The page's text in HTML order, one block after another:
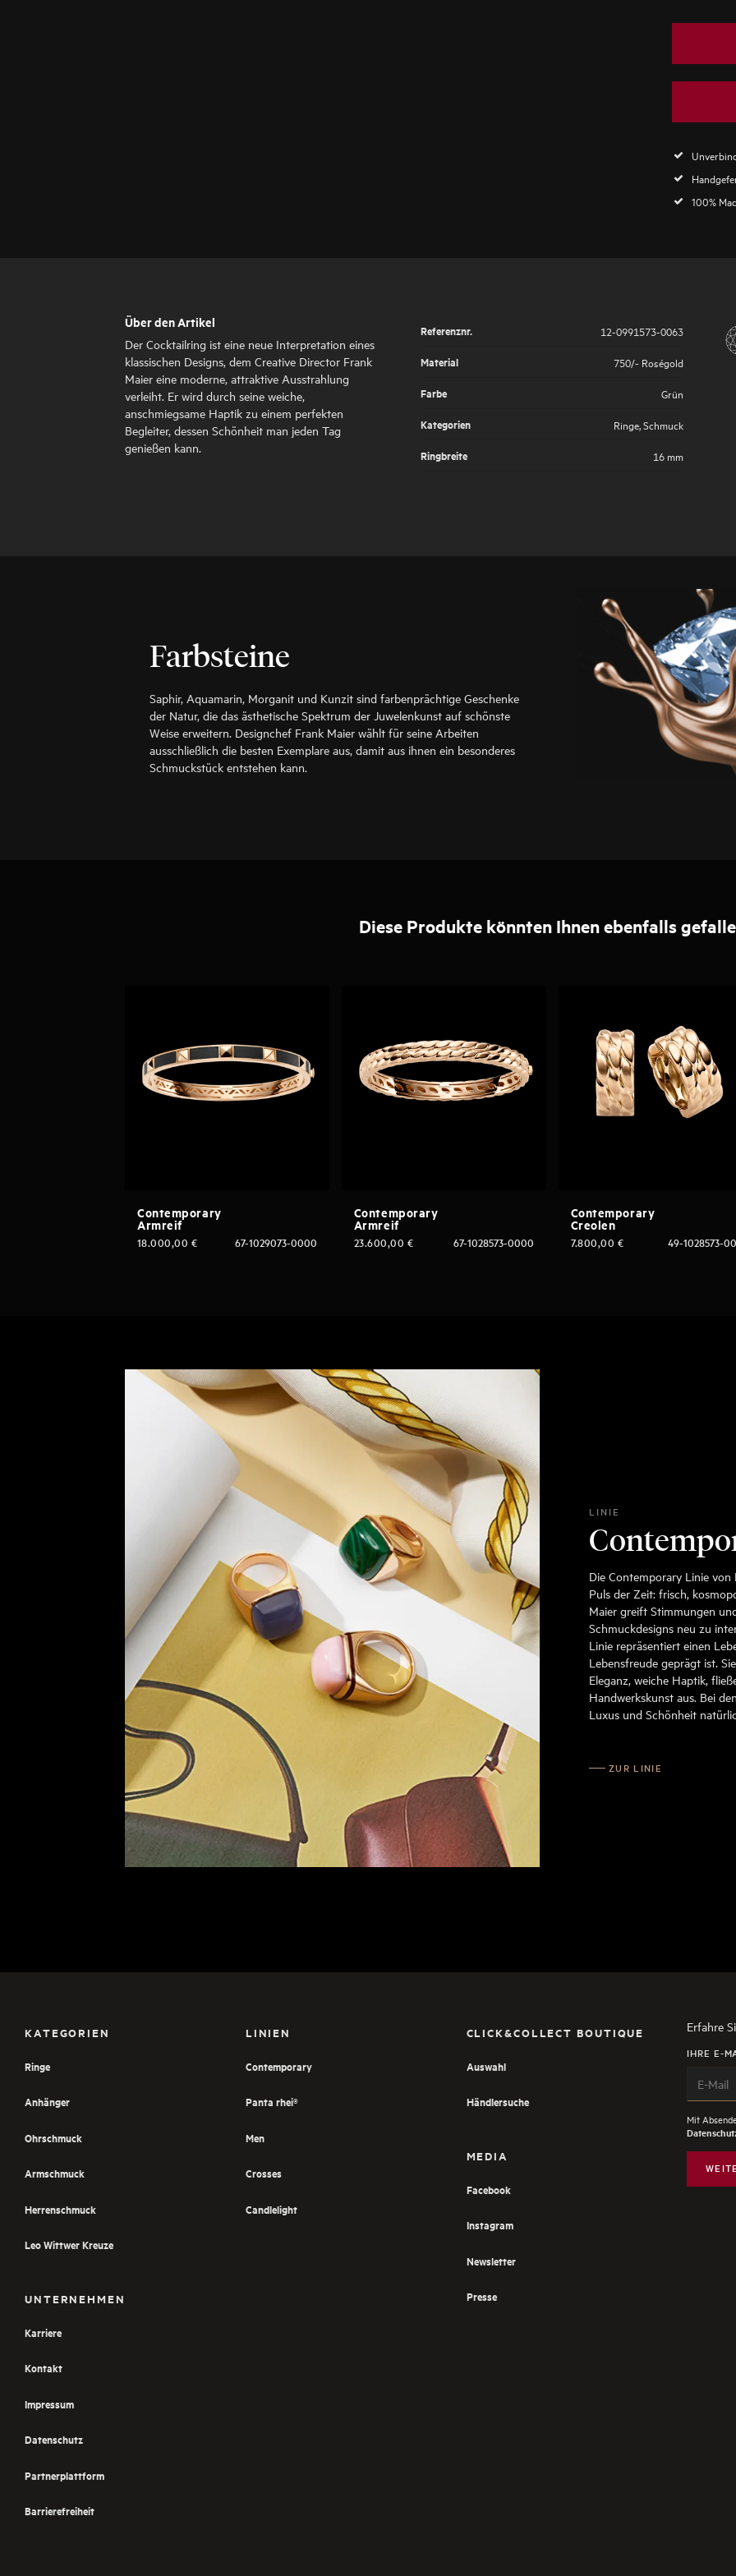
100%
Über den Artikel
Der Cocktailring ist eine neue Interpretation eines
klassischen Designs, dem Creative Director Frank
Maier eine moderne, attraktive Ausstrahlung
verleiht. Er wird durch seine weiche,
anschmiegsame Haptik zu einem perfekten
Begleiter, dessen Schönheit man jeden Tag
genießen kann.
Referenznr.
12-0991573-0063
Material
750/- Roségold
Farbe
Grün
Kategorien
Ringe Schmuck
Ringbreite
16 mm
Farbsteine
Saphir, Aquamarin, Morganit und Kunzit sind farbenprächtige Geschenke
der Natur, die das ästhetische Spektrum der Juwelenkunst auf schönste
Weise erweitern. Designchef Frank Maier wählt für seine Arbeiten
ausschließlich die besten Exemplare aus, damit aus ihnen ein besonderes
Schmuckstück entstehen kann.
Diese Produkte könnten Ihnen ebenfalls
Contemporary
Armreif
67-1029073-0000
18.000,00 €
Contemporary
Armreif
67-1028573-0000
23.600,00 €
Contemporary
Creolen
49-1028573-
7.800,00 €
LINIE
Die Contemporary Linie
Puls der Zeit: frisch,
Maier greift Stimmungen
Schmuckdesigns neu zu
Linie repräsentiert einen
Lebensfreude geprägt ist.
Eleganz, weiche Haptik,
Handwerkskunst aus. Bei
Luxus und Schönheit
ZUR LINIE
KATEGORIEN
Ringe
Anhänger
Ohrschmuck
Armschmuck
Herrenschmuck
Leo Wittwer Kreuze
UNTERNEHMEN
Karriere
Kontakt
Impressum
Datenschutz
Partnerplattform
Barrierefreiheit
LINIEN
Contemporary
Panta rhei®
Men
Crosses
Candlelight
CLICK&COLLECT BOUTIQUE
Auswahl
Händlersuche
MEDIA
Facebook
Instagram
Newsletter
Presse
Erfahre
IHRE E-
Mit